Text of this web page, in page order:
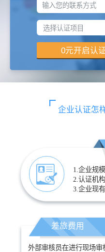
输入您的联系方式
企业认证怎
1.企业规
2.认证机
3.企业现
差旅费用
外部审核员在进行现场审